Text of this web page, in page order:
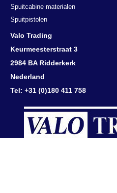
Spuitcabine materialen
Spuitpistolen
Valo Trading
Keurmeesterstraat 3
2984 BA Ridderkerk
Nederland
Tel: +31 (0)180 411 758